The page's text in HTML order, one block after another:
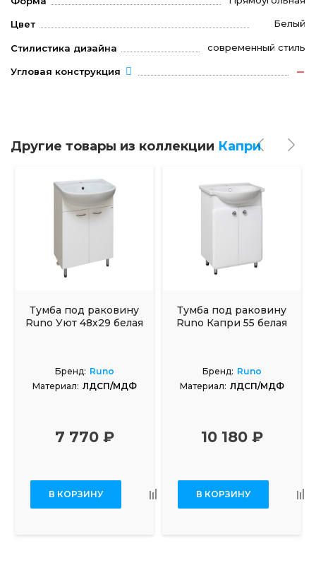
Цвет Белый
Стилистика дизайна современный стиль
Угловая конструкция
Другие товары из коллекции Капри
Тумба под раковину
Runo Уют 48х29 белая
Бренд: Runo
Материал: ЛДСП/МДФ
7 770 ₽
В КОРЗИНУ
Тумба под раковину
Runo Капри 55 белая
Бренд: Runo
Материал: ЛДСП/МДФ
10 180 ₽
В КОРЗИНУ